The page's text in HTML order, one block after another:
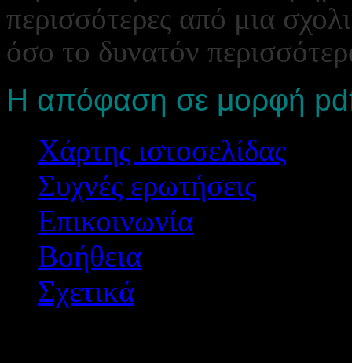
περισσότερες από μια
όσο το δυνατόν
Η απόφαση σε μορφή
Χάρτης ιστοσελίδας
Συχνές ερωτήσεις
Επικοινωνία
Βοήθεια
Σχετικά